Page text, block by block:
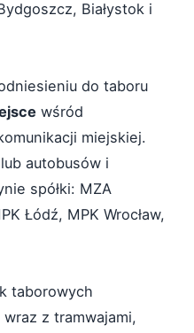
Białystok i
do taboru
wśród
miejskiej.
autobusów i
spółki: MZA
Łódź, MPK Wrocław,
taborowych
z tramwajami,